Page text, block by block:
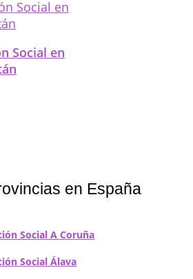
Social en
en España
Social A Coruña
Social Álava